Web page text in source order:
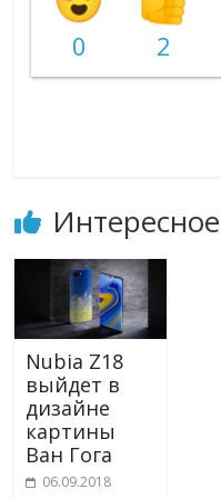
0 2
Nubia Z18
выйдет в
дизайне
картины
Ван Гога
06.09.2018